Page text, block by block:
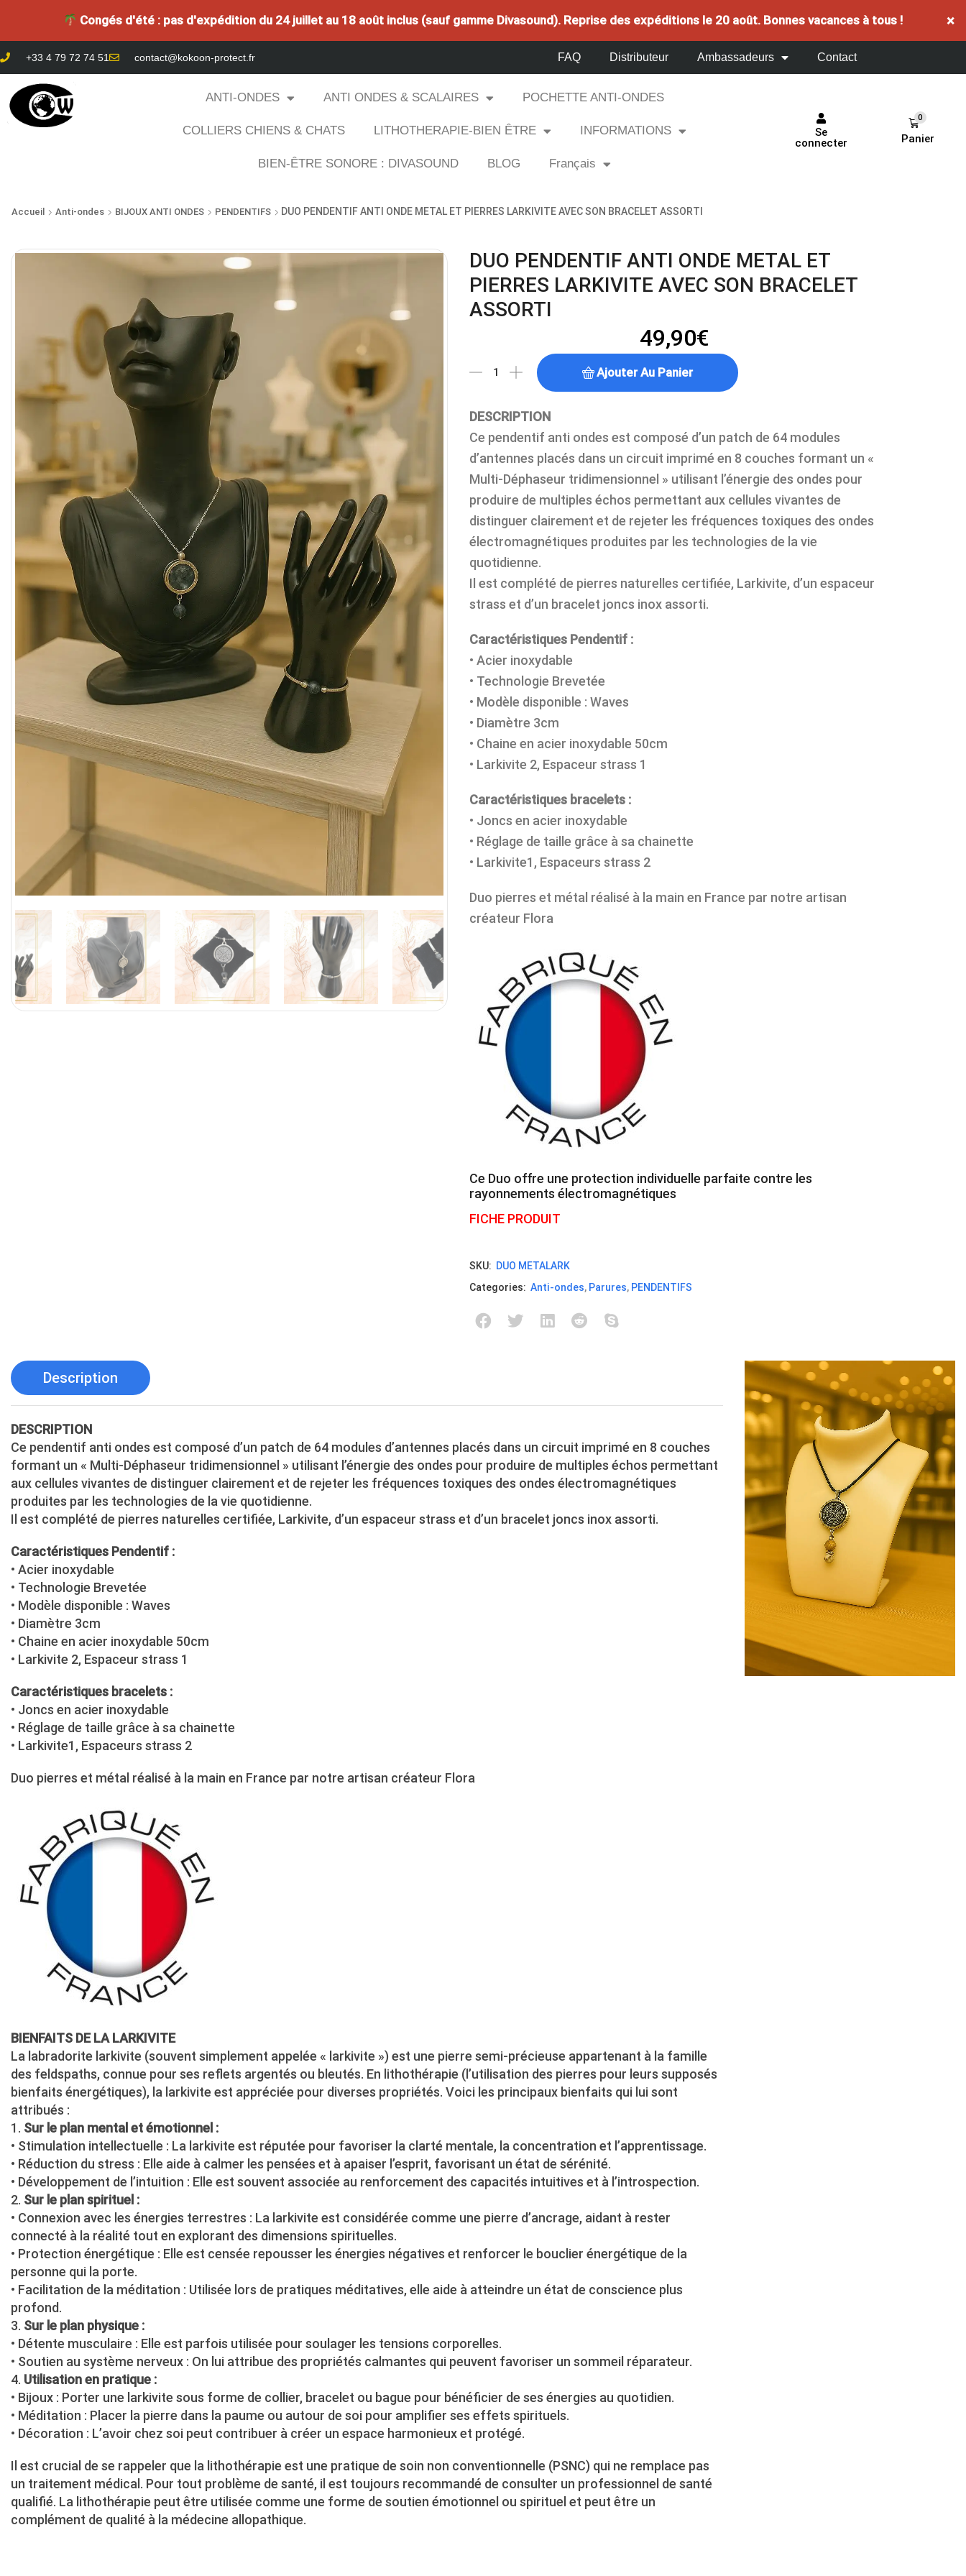
Congés d'été : pas d'expédition du 24 juillet au 18 août inclus (sauf gamme Divasound). Reprise des expéditions le 20 août. Bonnes vacances à tous ! ×
+33 4 79 72 74 51 contact@kokoon-protect.fr FAQ Distributeur Ambassadeurs Contact
ANTI-ONDES ANTI ONDES & SCALAIRES POCHETTE ANTI-ONDES
COLLIERS CHIENS & CHATS LITHOTHERAPIE-BIEN ÊTRE INFORMATIONS
BIEN-ÊTRE SONORE : DIVASOUND BLOG Français
Se
connecter
0
Panier
Accueil Anti-ondes BIJOUX ANTI ONDES PENDENTIFS DUO PENDENTIF ANTI ONDE METAL ET PIERRES LARKIVITE AVEC SON BRACELET ASSORTI
DUO PENDENTIF ANTI ONDE METAL ET
PIERRES LARKIVITE AVEC SON BRACELET
ASSORTI
49,90€
Ajouter Au Panier
DESCRIPTION
Ce pendentif anti ondes est composé d’un patch de 64 modules
d’antennes placés dans un circuit imprimé en 8 couches formant un «
Multi-Déphaseur tridimensionnel » utilisant l’énergie des ondes pour
produire de multiples échos permettant aux cellules vivantes de
distinguer clairement et de rejeter les fréquences toxiques des ondes
électromagnétiques produites par les technologies de la vie
quotidienne.
Il est complété de pierres naturelles certifiée, Larkivite, d’un espaceur
strass et d’un bracelet joncs inox assorti.
Caractéristiques Pendentif :
• Acier inoxydable
• Technologie Brevetée
• Modèle disponible : Waves
• Diamètre 3cm
• Chaine en acier inoxydable 50cm
• Larkivite 2, Espaceur strass 1
Caractéristiques bracelets :
• Joncs en acier inoxydable
• Réglage de taille grâce à sa chainette
• Larkivite1, Espaceurs strass 2
Duo pierres et métal réalisé à la main en France par notre artisan
créateur Flora
Ce Duo offre une protection individuelle parfaite contre les
rayonnements électromagnétiques
FICHE PRODUIT
SKU: DUO METALARK
Categories: Anti-ondes, Parures, PENDENTIFS
Description
DESCRIPTION
Ce pendentif anti ondes est composé d’un patch de 64 modules d’antennes placés dans un circuit imprimé en 8 couches
formant un « Multi-Déphaseur tridimensionnel » utilisant l’énergie des ondes pour produire de multiples échos permettant
aux cellules vivantes de distinguer clairement et de rejeter les fréquences toxiques des ondes électromagnétiques
produites par les technologies de la vie quotidienne.
Il est complété de pierres naturelles certifiée, Larkivite, d’un espaceur strass et d’un bracelet joncs inox assorti.
Caractéristiques Pendentif :
• Acier inoxydable
• Technologie Brevetée
• Modèle disponible : Waves
• Diamètre 3cm
• Chaine en acier inoxydable 50cm
• Larkivite 2, Espaceur strass 1
Caractéristiques bracelets :
• Joncs en acier inoxydable
• Réglage de taille grâce à sa chainette
• Larkivite1, Espaceurs strass 2
Duo pierres et métal réalisé à la main en France par notre artisan créateur Flora
BIENFAITS DE LA LARKIVITE
La labradorite larkivite (souvent simplement appelée « larkivite ») est une pierre semi-précieuse appartenant à la famille
des feldspaths, connue pour ses reflets argentés ou bleutés. En lithothérapie (l’utilisation des pierres pour leurs supposés
bienfaits énergétiques), la larkivite est appréciée pour diverses propriétés. Voici les principaux bienfaits qui lui sont
attribués :
1. Sur le plan mental et émotionnel :
• Stimulation intellectuelle : La larkivite est réputée pour favoriser la clarté mentale, la concentration et l’apprentissage.
• Réduction du stress : Elle aide à calmer les pensées et à apaiser l’esprit, favorisant un état de sérénité.
• Développement de l’intuition : Elle est souvent associée au renforcement des capacités intuitives et à l’introspection.
2. Sur le plan spirituel :
• Connexion avec les énergies terrestres : La larkivite est considérée comme une pierre d’ancrage, aidant à rester
connecté à la réalité tout en explorant des dimensions spirituelles.
• Protection énergétique : Elle est censée repousser les énergies négatives et renforcer le bouclier énergétique de la
personne qui la porte.
• Facilitation de la méditation : Utilisée lors de pratiques méditatives, elle aide à atteindre un état de conscience plus
profond.
3. Sur le plan physique :
• Détente musculaire : Elle est parfois utilisée pour soulager les tensions corporelles.
• Soutien au système nerveux : On lui attribue des propriétés calmantes qui peuvent favoriser un sommeil réparateur.
4. Utilisation en pratique :
• Bijoux : Porter une larkivite sous forme de collier, bracelet ou bague pour bénéficier de ses énergies au quotidien.
• Méditation : Placer la pierre dans la paume ou autour de soi pour amplifier ses effets spirituels.
• Décoration : L’avoir chez soi peut contribuer à créer un espace harmonieux et protégé.
Il est crucial de se rappeler que la lithothérapie est une pratique de soin non conventionnelle (PSNC) qui ne remplace pas
un traitement médical. Pour tout problème de santé, il est toujours recommandé de consulter un professionnel de santé
qualifié. La lithothérapie peut être utilisée comme une forme de soutien émotionnel ou spirituel et peut être un
complément de qualité à la médecine allopathique.